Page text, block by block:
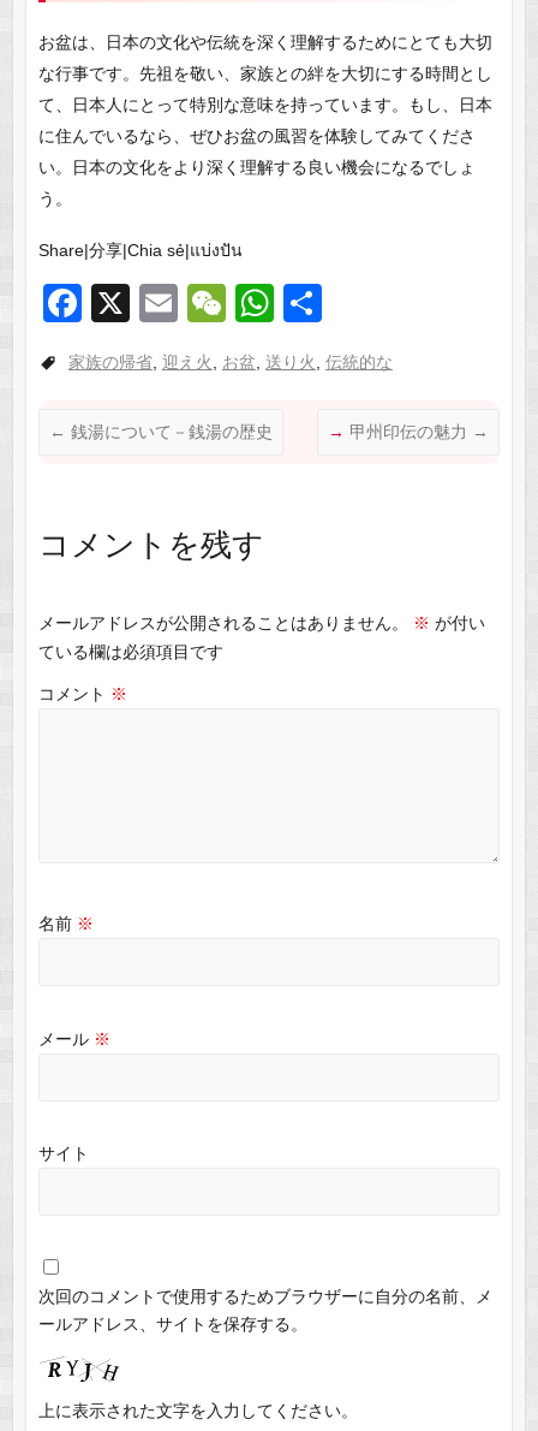
お盆は、日本の文化や伝統を深く理解するためにとても大切
な行事です。先祖を敬い、家族との絆を大切にする時間とし
て、日本人にとって特別な意味を持っています。もし、日本
に住んでいるなら、ぜひお盆の風習を体験してみてくださ
い。日本の文化をより深く理解する良い機会になるでしょ
う。
Share|分享|Chia sẻ|แบ่งปัน
F
c
e
o
X E
ail
W
C
h
W
at
共
家族の帰省, 迎え火 お盆 送り火 伝統的な
← 銭湯について－銭湯の歴史 甲州印伝の魅力 →
コメントを残す
メールアドレスが公開されることはありません。 ※ が付い
ている欄は必須項目です
コメント ※
名前 ※
メール ※
サイト
次回のコメントで使用するためブラウザーに自分の名前、メ
ールアドレス、サイトを保存する。
上に表示された文字を入力してください。